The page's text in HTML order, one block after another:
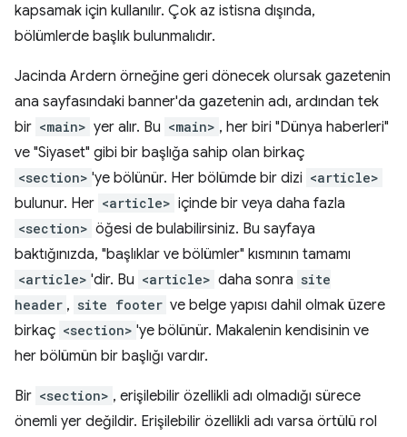
kapsamak için kullanılır. Çok az istisna dışında,
bölümlerde başlık bulunmalıdır.
Jacinda Ardern örneğine geri dönecek olursak gazetenin
ana sayfasındaki banner'da gazetenin adı, ardından tek
bir <main> yer alır. Bu <main> , her biri "Dünya haberleri"
ve "Siyaset" gibi bir başlığa sahip olan birkaç
<section> 'ye bölünür. Her bölümde bir dizi <article>
bulunur. Her <article> içinde bir veya daha fazla
<section> öğesi de bulabilirsiniz. Bu sayfaya
baktığınızda, "başlıklar ve bölümler" kısmının tamamı
<article> 'dir. Bu <article> daha sonra site
header , site footer ve belge yapısı dahil olmak üzere
birkaç <section> 'ye bölünür. Makalenin kendisinin ve
her bölümün bir başlığı vardır.
Bir <section> , erişilebilir özellikli adı olmadığı sürece
önemli yer değildir. Erişilebilir özellikli adı varsa örtülü rol